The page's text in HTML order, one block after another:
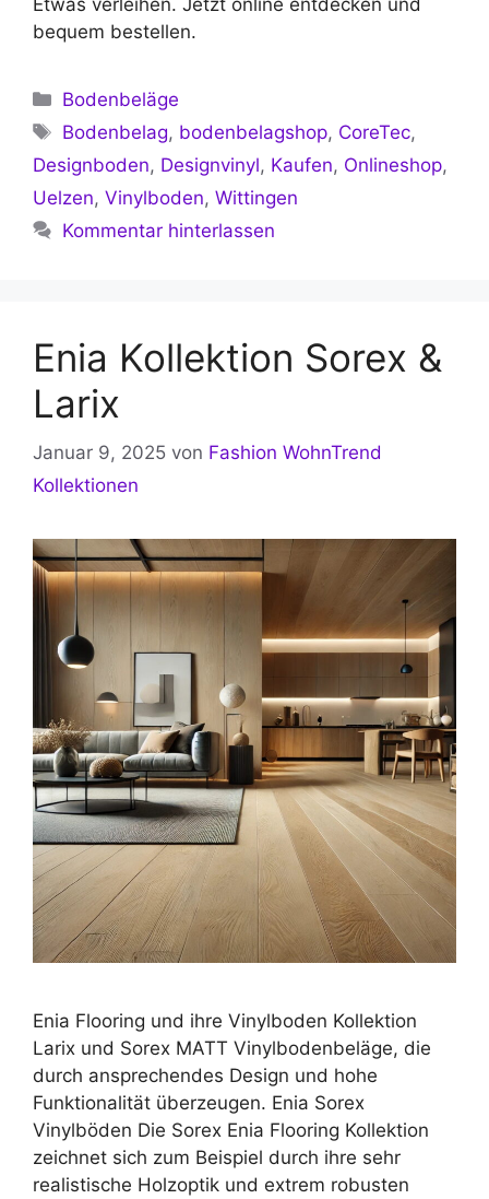
Etwas verleihen. Jetzt online entdecken und
bequem bestellen.
Kategorien
Bodenbeläge
Schlagwörter
Bodenbelag, bodenbelagshop, CoreTec,
Designboden, Designvinyl, Kaufen, Onlineshop,
Uelzen, Vinylboden, Wittingen
Kommentar hinterlassen
Enia Kollektion Sorex &
Larix
Januar 9, 2025 von Fashion WohnTrend
Kollektionen
Enia Flooring und ihre Vinylboden Kollektion
Larix und Sorex MATT Vinylbodenbeläge, die
durch ansprechendes Design und hohe
Funktionalität überzeugen. Enia Sorex
Vinylböden Die Sorex Enia Flooring Kollektion
zeichnet sich zum Beispiel durch ihre sehr
realistische Holzoptik und extrem robusten